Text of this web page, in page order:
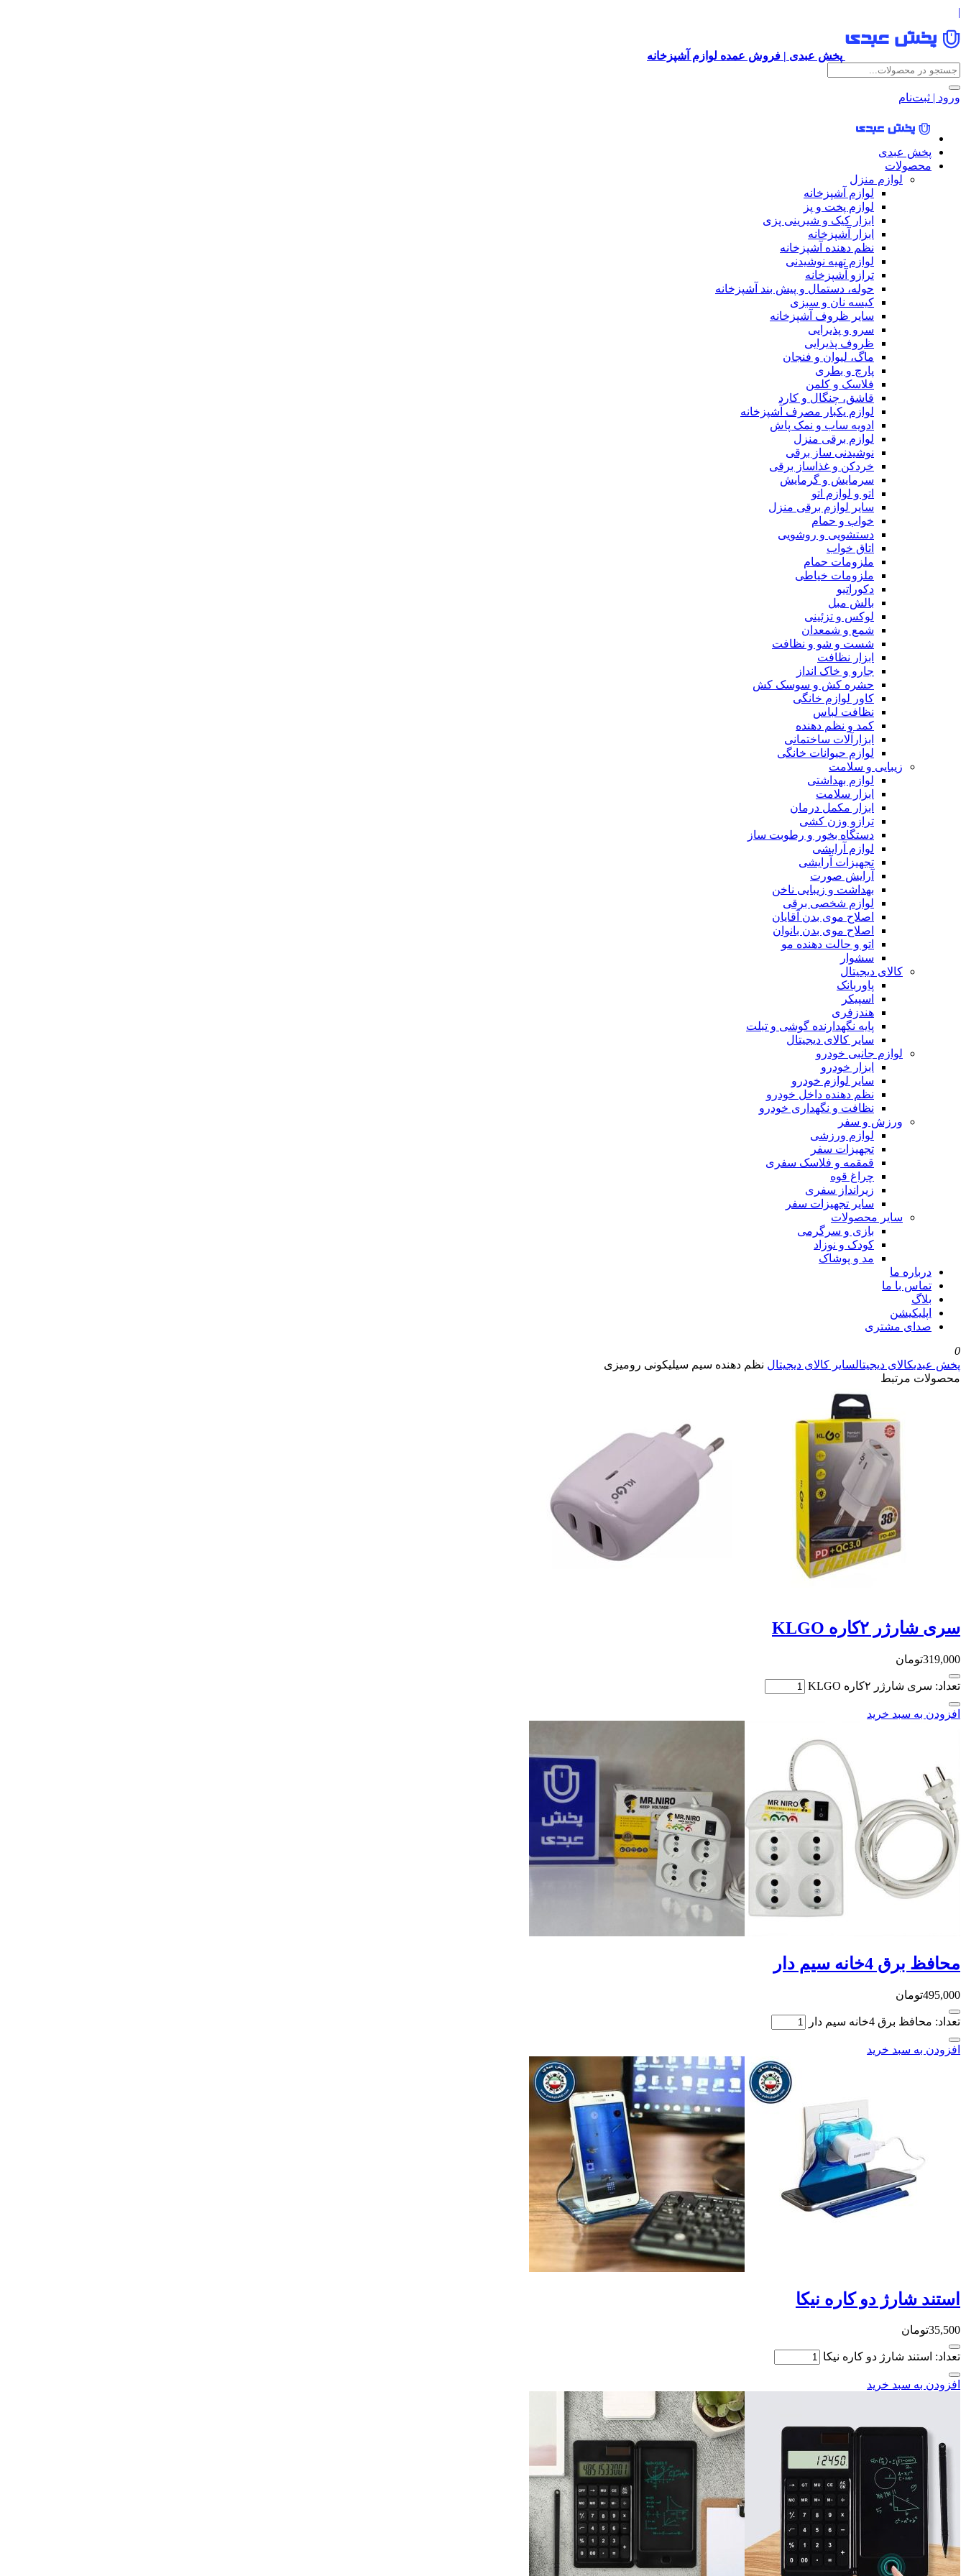
|
پخش عبدی | فروش عمده لوازم آشپزخانه
ورود | ثبت‌نام
پخش عبدی
محصولات
لوازم منزل
لوازم آشپزخانه
لوازم پخت و پز
ابزار کیک و شیرینی پزی
ابزار آشپزخانه
نظم دهنده آشپزخانه
لوازم تهیه نوشیدنی
ترازو آشپزخانه
حوله، دستمال و پیش بند آشپزخانه
کیسه نان و سبزی
سایر ظروف آشپزخانه
سرو و پذیرایی
ظروف پذیرایی
ماگ، لیوان و فنجان
پارچ و بطری
فلاسک و کلمن
قاشق، چنگال و کارد
لوازم یکبار مصرف آشپزخانه
ادویه ساب و نمک پاش
لوازم برقی منزل
نوشیدنی ساز برقی
خردکن و غذاساز برقی
سرمایش و گرمایش
اتو و لوازم اتو
سایر لوازم برقی منزل
خواب و حمام
دستشویی و روشویی
اتاق خواب
ملزومات حمام
ملزومات خیاطی
دکوراتیو
بالش مبل
لوکس و تزئینی
شمع و شمعدان
شست و شو و نظافت
ابزار نظافت
جارو و خاک انداز
حشره کش و سوسک کش
کاور لوازم خانگی
نظافت لباس
کمد و نظم دهنده
ابزارآلات ساختمانی
لوازم حیوانات خانگی
زیبایی و سلامت
لوازم بهداشتی
ابزار سلامت
ابزار مکمل درمان
ترازو وزن کشی
دستگاه بخور و رطوبت ساز
لوازم آرایشی
تجهیزات آرایشی
آرایش صورت
بهداشت و زیبایی ناخن
لوازم شخصی برقی
اصلاح موی بدن آقایان
اصلاح موی بدن بانوان
اتو و حالت دهنده مو
سشوار
کالای دیجیتال
پاوربانک
اسپیکر
هندزفری
پایه نگهدارنده گوشی و تبلت
سایر کالای دیجیتال
لوازم جانبی خودرو
ابزار خودرو
سایر لوازم خودرو
نظم دهنده داخل خودرو
نظافت و نگهداری خودرو
ورزش و سفر
لوازم ورزشی
تجهیزات سفر
قمقمه و فلاسک سفری
چراغ قوه
زیرانداز سفری
سایر تجهیزات سفر
سایر محصولات
بازی و سرگرمی
کودک و نوزاد
مد و پوشاک
درباره ما
تماس با ما
بلاگ
اپلیکیشن
صدای مشتری
0
پخش عبدیکالای دیجیتالسایر کالای دیجیتال نظم دهنده سیم سیلیکونی رومیزی
محصولات مرتبط
سری شارژر ۲کاره KLGO
319,000تومان
تعداد: سری شارژر ۲کاره KLGO
افزودن به سبد خرید
محافظ برق 4خانه سیم دار
495,000تومان
تعداد: محافظ برق 4خانه سیم دار
افزودن به سبد خرید
استند شارژ دو کاره نیکا
35,500تومان
تعداد: استند شارژ دو کاره نیکا
افزودن به سبد خرید